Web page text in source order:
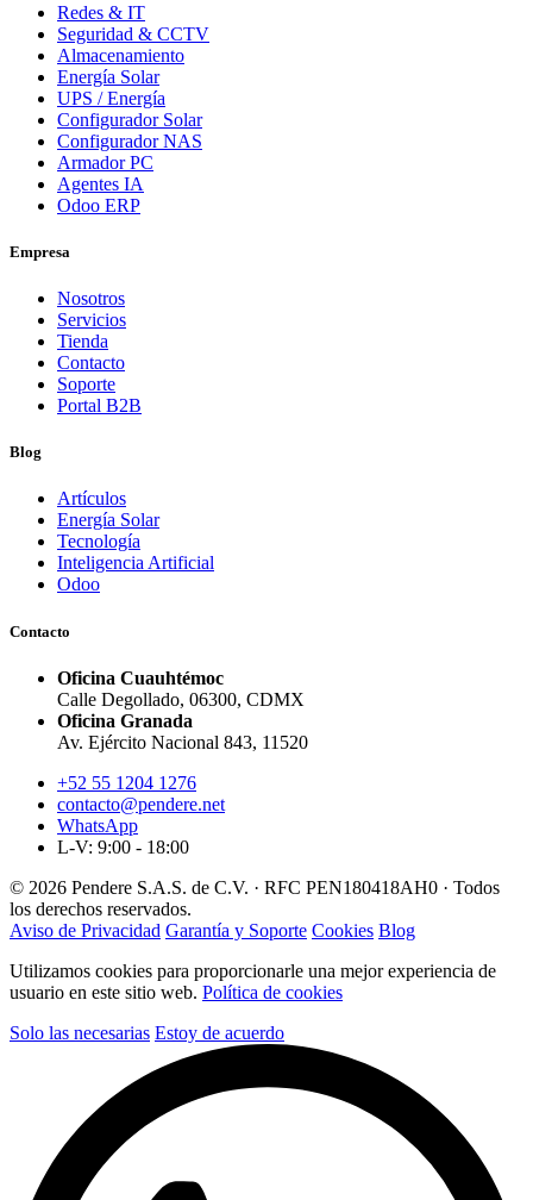
Redes & IT
Seguridad & CCTV
Almacenamiento
Energía Solar
UPS / Energía
Configurador Solar
Configurador NAS
Armador PC
Agentes IA
Odoo ERP
Empresa
Nosotros
Servicios
Tienda
Contacto
Soporte
Portal B2B
Blog
Artículos
Energía Solar
Tecnología
Inteligencia Artificial
Odoo
Contacto
Oficina Cuauhtémoc
Calle Degollado, 06300, CDMX
Oficina Granada
Av. Ejército Nacional 843, 11520
+52 55 1204 1276
contacto@pendere.net
WhatsApp
L-V: 9:00 - 18:00
© 2026 Pendere S.A.S. de C.V. · RFC PEN180418AH0 · Todos
los derechos reservados.
Aviso de Privacidad Garantía y Soporte Cookies Blog
Utilizamos cookies para proporcionarle una mejor experiencia de
usuario en este sitio web. Política de cookies
Solo las necesarias Estoy de acuerdo